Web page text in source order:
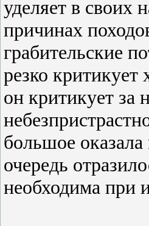
уделяет в своих
причинах
грабительские
резко
он критикует за
большое
очередь
необходима при